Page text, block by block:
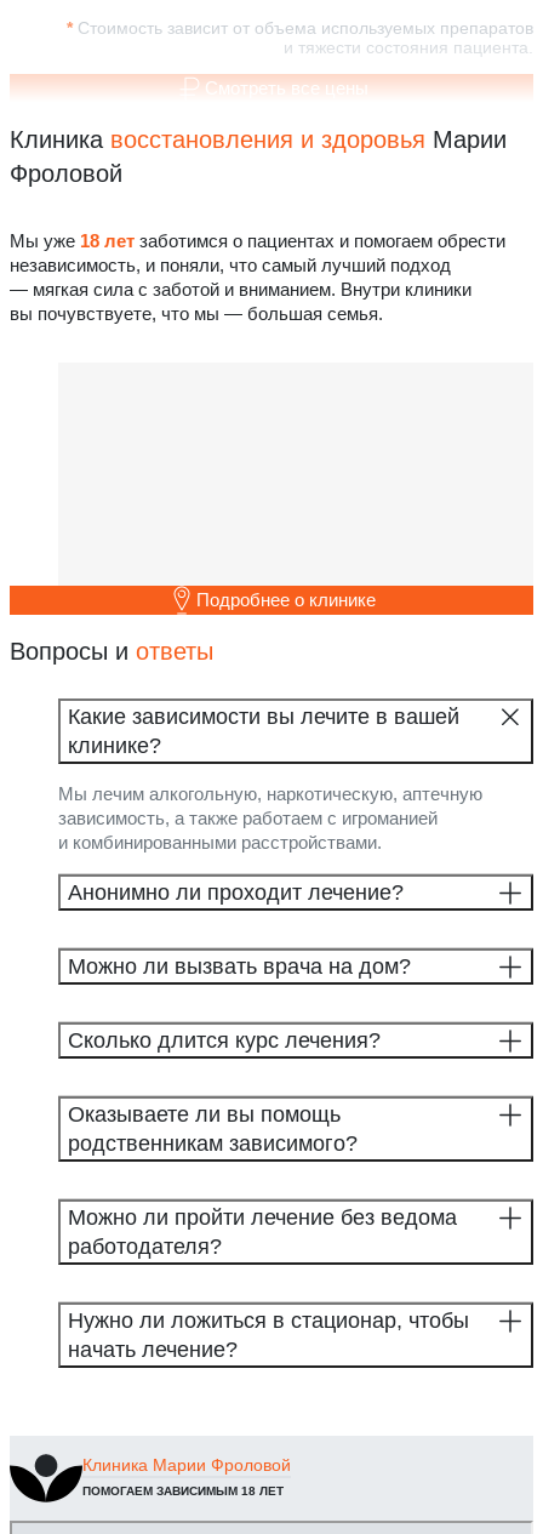
Стоимость зависит от объема используемых препаратов
и тяжести состояния пациента.
Смотреть все цены
Клиника восстановления и здоровья Марии
Фроловой
Мы уже 18 лет заботимся о пациентах и помогаем обрести
независимость, и поняли, что самый лучший подход
— мягкая сила с заботой и вниманием. Внутри клиники
вы почувствуете, что мы — большая семья.
Подробнее о клинике
Вопросы и ответы
Какие зависимости вы лечите в вашей
клинике?
Мы лечим алкогольную, наркотическую, аптечную
зависимость, а также работаем с игроманией
и комбинированными расстройствами.
Анонимно ли проходит лечение?
Можно ли вызвать врача на дом?
Сколько длится курс лечения?
Оказываете ли вы помощь
родственникам зависимого?
Можно ли пройти лечение без ведома
работодателя?
Нужно ли ложиться в стационар, чтобы
начать лечение?
Клиника Марии Фроловой
ПОМОГАЕМ ЗАВИСИМЫМ 18 ЛЕТ